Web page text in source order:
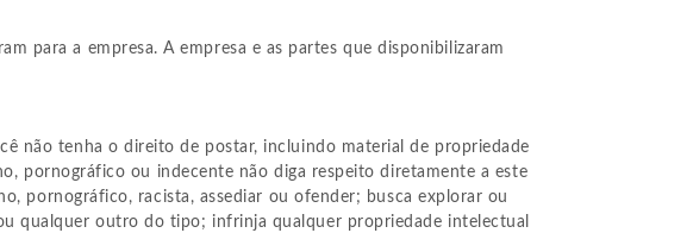
para a empresa. A empresa e as partes que disponibilizaram
não tenha o direito de postar, incluindo material de propriedade
pornográfico ou indecente não diga respeito diretamente a este
pornográfico, racista, assediar ou ofender; busca explorar ou
qualquer outro do tipo; infrinja qualquer propriedade intelectual